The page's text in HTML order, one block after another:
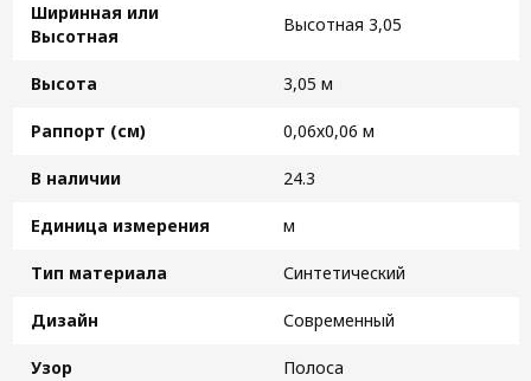
Ширинная или
Высотная
Высотная 3,05
Высота 3,05 м
Раппорт (см) 0,06х0,06 м
В наличии 24.3
Единица измерения м
Тип материала Синтетический
Дизайн Современный
Узор Полоса